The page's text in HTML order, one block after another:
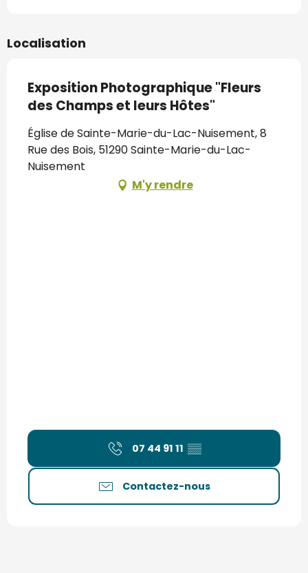
Localisation
Exposition Photographique "Fleurs
des Champs et leurs Hôtes"
Église de Sainte-Marie-du-Lac-Nuisement, 8
Rue des Bois, 51290 Sainte-Marie-du-Lac-
Nuisement
M'y rendre
07 44 91 11 ▒▒
Contactez-nous